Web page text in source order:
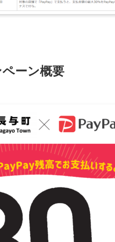
ーン概要